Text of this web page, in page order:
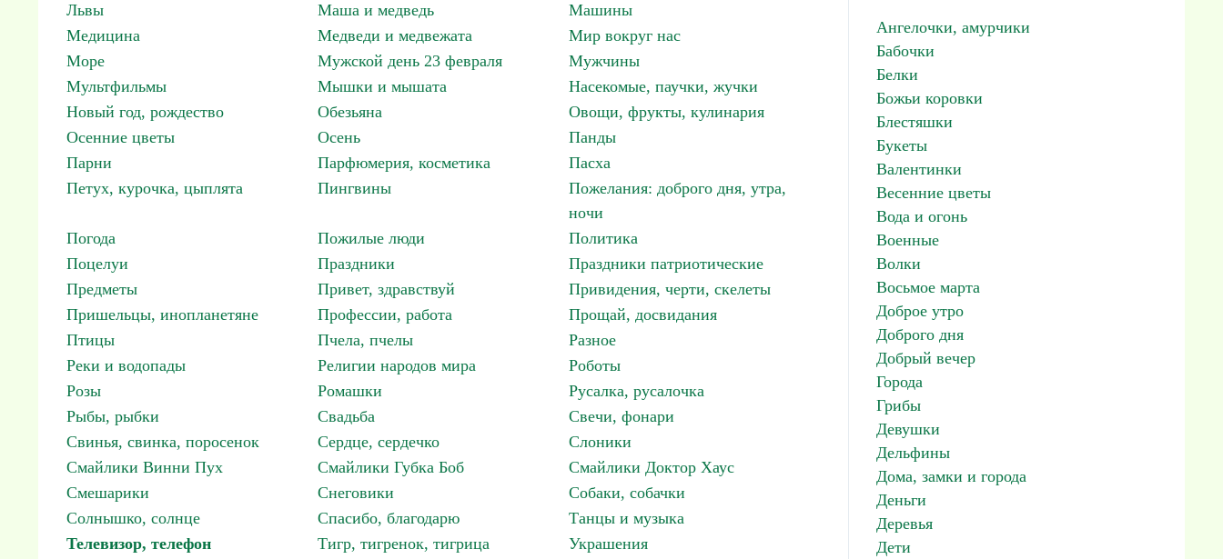
Львы
Маша и медведь
Машины
Медицина
Медведи и медвежата
Мир вокруг нас
Море
Мужской день 23 февраля
Мужчины
Мультфильмы
Мышки и мышата
Насекомые, паучки, жучки
Новый год, рождество
Обезьяна
Овощи, фрукты, кулинария
Осенние цветы
Осень
Панды
Парни
Парфюмерия, косметика
Пасха
Петух, курочка, цыплята
Пингвины
Пожелания: доброго дня, утра,
ночи
Погода
Пожилые люди
Политика
Поцелуи
Праздники
Праздники патриотические
Предметы
Привет, здравствуй
Привидения, черти, скелеты
Пришельцы, инопланетяне
Профессии, работа
Прощай, досвидания
Птицы
Пчела, пчелы
Разное
Реки и водопады
Религии народов мира
Роботы
Розы
Ромашки
Русалка, русалочка
Рыбы, рыбки
Свадьба
Свечи, фонари
Свинья, свинка, поросенок
Сердце, сердечко
Слоники
Смайлики Винни Пух
Смайлики Губка Боб
Смайлики Доктор Хаус
Смешарики
Снеговики
Собаки, собачки
Солнышко, солнце
Спасибо, благодарю
Танцы и музыка
Телевизор, телефон
Тигр, тигренок, тигрица
Украшения
Ангелочки, амурчики
Бабочки
Белки
Божьи коровки
Блестяшки
Букеты
Валентинки
Весенние цветы
Вода и огонь
Военные
Волки
Восьмое марта
Доброе утро
Доброго дня
Добрый вечер
Города
Грибы
Девушки
Дельфины
Дома, замки и города
Деньги
Деревья
Дети